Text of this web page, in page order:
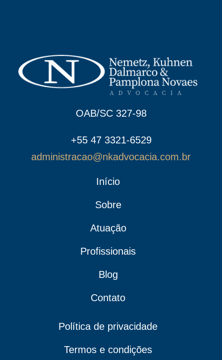
OAB/SC 327-98
+55 47 3321-6529
administracao@nkadvocacia.com.br
Início
Sobre
Atuação
Profissionais
Blog
Contato
Política de privacidade
Termos e condições